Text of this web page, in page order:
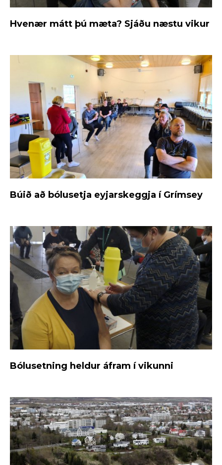
Hvenær mátt þú mæta? Sjáðu næstu vikur
Búið að bólusetja eyjarskeggja í Grímsey
Bólusetning heldur áfram í vikunni